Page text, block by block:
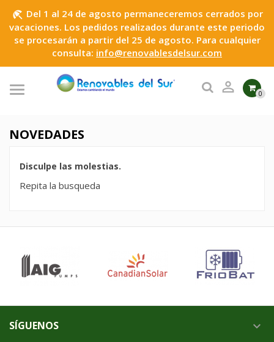
beach_access Del 1 al 24 de agosto permaneceremos cerrados por
vacaciones. Los pedidos realizados durante este periodo
se procesarán a partir del 25 de agosto. Para cualquier
consulta: info@renovablesdelsur.com
 0
NOVEDADES
Disculpe las molestias.
Repita la busqueda
SÍGUENOS 